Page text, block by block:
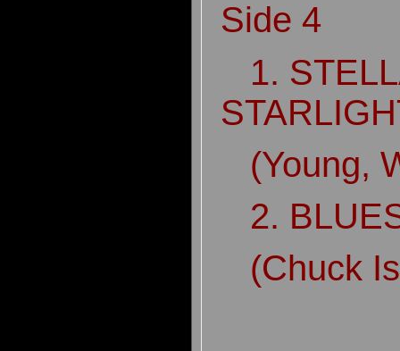
Side 4
1.
(Young,
2.
(Chuck